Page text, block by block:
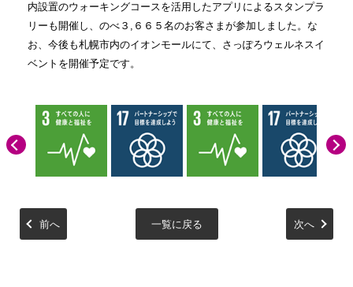
内設置のウォーキングコースを活用したアプリによるスタンプラ
リーも開催し、のべ３ , ６６５名のお客さまが参加しました。な
お、今後も札幌市内のイオンモールにて、さっぽろウェルネスイ
ベントを開催予定です。
前へ 一覧に戻る 次へ